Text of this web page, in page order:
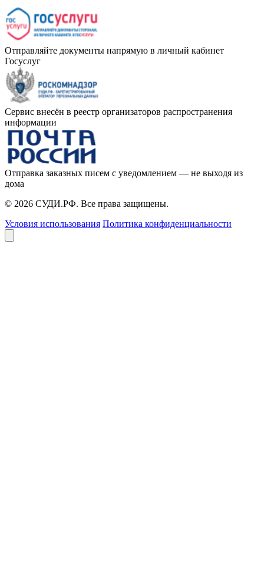
Отправляйте документы напрямую в личный кабинет
Госуслуг
Сервис внесён в реестр организаторов распространения
информации
Отправка заказных писем с уведомлением — не выходя из
дома
© 2026 СУДИ.РФ. Все права защищены.
Условия использования Политика конфиденциальности